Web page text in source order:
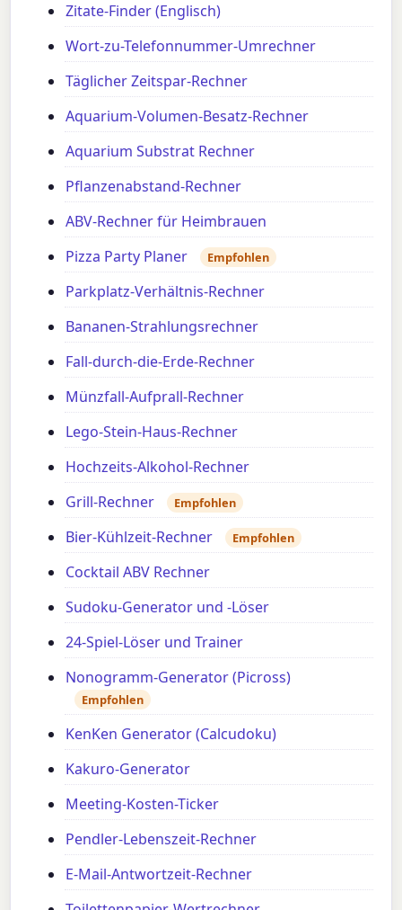
Zitate-Finder (Englisch)
Wort-zu-Telefonnummer-Umrechner
Täglicher Zeitspar-Rechner
Aquarium-Volumen-Besatz-Rechner
Aquarium Substrat Rechner
Pflanzenabstand-Rechner
ABV-Rechner für Heimbrauen
Pizza Party Planer
Empfohlen
Parkplatz-Verhältnis-Rechner
Bananen-Strahlungsrechner
Fall-durch-die-Erde-Rechner
Münzfall-Aufprall-Rechner
Lego-Stein-Haus-Rechner
Hochzeits-Alkohol-Rechner
Grill-Rechner
Empfohlen
Bier-Kühlzeit-Rechner Empfohlen
Cocktail ABV Rechner
Sudoku-Generator und -Löser
24-Spiel-Löser und Trainer
Nonogramm-Generator (Picross)
Empfohlen
KenKen Generator (Calcudoku)
Kakuro-Generator
Meeting-Kosten-Ticker
Pendler-Lebenszeit-Rechner
E-Mail-Antwortzeit-Rechner